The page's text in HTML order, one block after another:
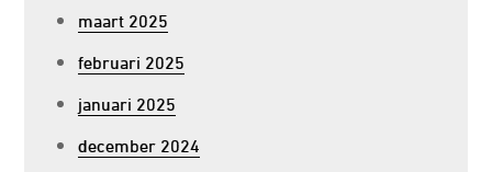
maart 2025
februari 2025
januari 2025
december 2024